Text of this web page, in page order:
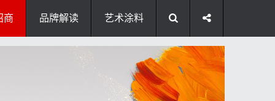
商 品牌解读 艺术涂料